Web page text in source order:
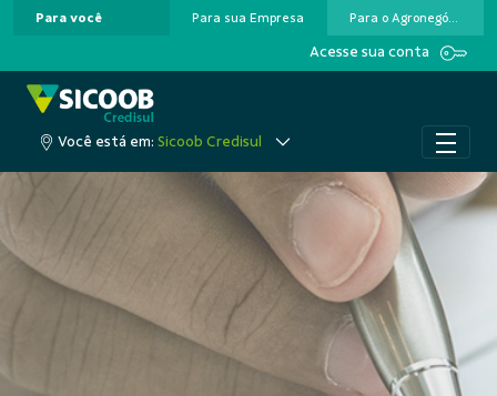
Pular para o Conteúdo principal
Para você Para sua Empresa Para o Agronegócio
Acesse sua conta
Você está em: Sicoob Credisul